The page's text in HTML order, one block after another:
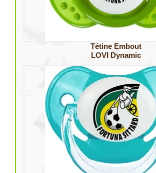
Tétine Embout
LOVI Dynamic